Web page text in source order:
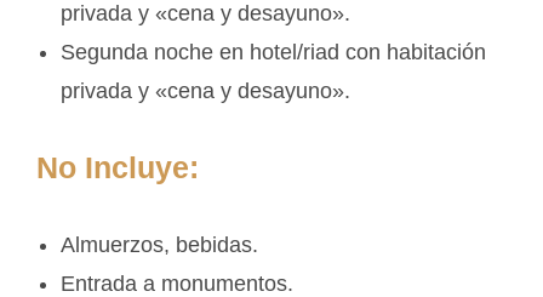
privada y «cena y desayuno».
Segunda noche en hotel/riad con habitación
privada y «cena y desayuno».
No Incluye:
Almuerzos, bebidas.
Entrada a monumentos.